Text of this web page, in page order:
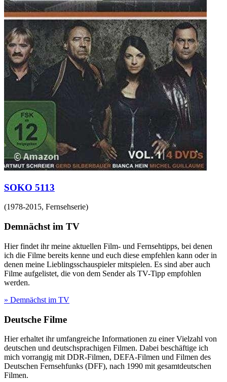
SOKO 5113
(1978-2015, Fernsehserie)
Demnächst im TV
Hier findet ihr meine aktuellen Film- und Fernsehtipps, bei denen
ich die Filme bereits kenne und euch diese empfehlen kann oder in
denen meine Lieblingsschauspieler mitspielen. Es sind aber auch
Filme aufgelistet, die von dem Sender als TV-Tipp empfohlen
werden.
» Demnächst im TV
Deutsche Filme
Hier erhaltet ihr umfangreiche Informationen zu einer Vielzahl von
deutschen und deutschsprachigen Filmen. Dabei beschäftige ich
mich vorrangig mit DDR-Filmen, DEFA-Filmen und Filmen des
Deutschen Fernsehfunks (DFF), nach 1990 mit gesamtdeutschen
Filmen.